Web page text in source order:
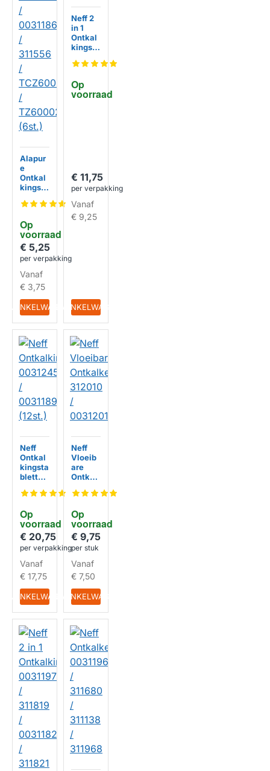
HUISMERK
Op
voorraad
Alapur
e
Ontkal
kingsta
geschi
Neff
003124
53 /
003118
64 /
311556
/
TCZ60
02 /
TZ600
02
(6st.)
€ 5,25
per verpakking
Vanaf
€ 3,75
IN WINKELWAGEN
Op
voorraad
Neff 2
in 1
Ontkal
kingsta
003124
312445
€ 11,75
per verpakking
Vanaf
€ 9,25
IN WINKELWAGEN
Op
voorraad
Neff
Ontkal
kingsta
bletten
54 /
93
(12st.)
€ 20,75
per verpakking
Vanaf
€ 17,75
IN WINKELWAGEN
Op
voorraad
Neff
Vloeib
are
Ontkal
312010
003120
10
€ 9,75
per stuk
Vanaf
€ 7,50
IN WINKELWAGEN